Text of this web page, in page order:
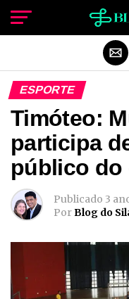
ESPORTE
Timóteo:
participa
público do
Publicado 3
PorBlog do
Sair